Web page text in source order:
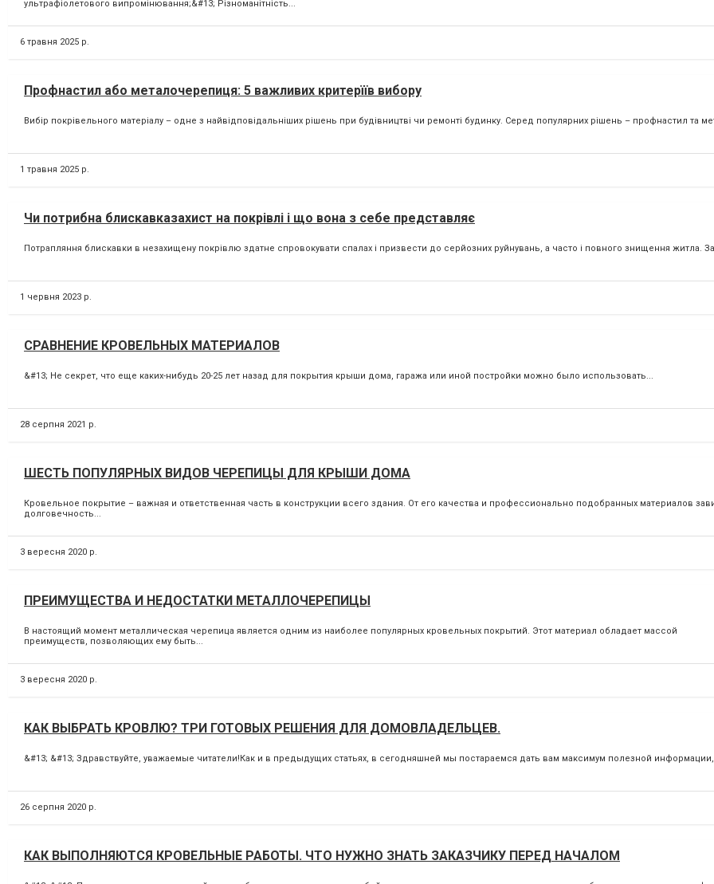
ультрафіолетового випромінювання;&#13; Різноманітність...
6 травня 2025 р.
Профнастил або металочерепиця: 5 важливих критерїїв вибору
Вибір покрівельного матеріалу – одне з найвідповідальніших рішень при будівництві чи ремонті будинку. Серед популярних рішень – профнастил та
1 травня 2025 р.
Чи потрибна блискавказахист на покрівлі і що вона з себе представляє
Потрапляння блискавки в незахищену покрівлю здатне спровокувати спалах і призвести до серйозних руйнувань, а часто і повного знищення житла.
1 червня 2023 р.
СРАВНЕНИЕ КРОВЕЛЬНЫХ МАТЕРИАЛОВ
&#13; Не секрет, что еще каких-нибудь 20-25 лет назад для покрытия крыши дома, гаража или иной постройки можно было использовать...
28 серпня 2021 р.
ШЕСТЬ ПОПУЛЯРНЫХ ВИДОВ ЧЕРЕПИЦЫ ДЛЯ КРЫШИ ДОМА
Кровельное покрытие – важная и ответственная часть в конструкции всего здания. От его качества и профессионально подобранных материалов
долговечность...
3 вересня 2020 р.
ПРЕИМУЩЕСТВА И НЕДОСТАТКИ МЕТАЛЛОЧЕРЕПИЦЫ
В настоящий момент металлическая черепица является одним из наиболее популярных кровельных покрытий. Этот материал обладает массой
преимуществ, позволяющих ему быть...
3 вересня 2020 р.
КАК ВЫБРАТЬ КРОВЛЮ? ТРИ ГОТОВЫХ РЕШЕНИЯ ДЛЯ ДОМОВЛАДЕЛЬЦЕВ.
&#13; &#13; Здравствуйте, уважаемые читатели!Как и в предыдущих статьях, в сегодняшней мы постараемся дать вам максимум полезной
26 серпня 2020 р.
КАК ВЫПОЛНЯЮТСЯ КРОВЕЛЬНЫЕ РАБОТЫ. ЧТО НУЖНО ЗНАТЬ ЗАКАЗЧИКУ ПЕРЕД НАЧАЛОМ